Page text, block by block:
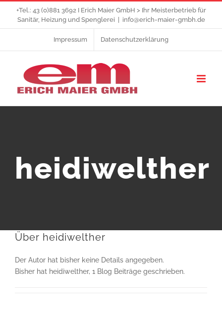
springen
+Tel.: 43 (0)881 3692 I Erich Maier GmbH > Ihr Meisterbetrieb für
Sanitär, Heizung und Spenglerei
info@erich-maier-gmbh.de
Impressum Datenschutzerklärung
heidiwelther
Über heidiwelther
Der Autor hat bisher keine Details angegeben.
Bisher hat heidiwelther, 1 Blog Beiträge geschrieben.